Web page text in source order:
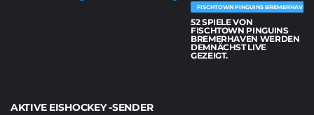
FISCHTOWN PINGUINS BREMERHAVEN
52 SPIELE VON
FISCHTOWN PINGUINS
BREMERHAVEN WERDEN
DEMNÄCHST LIVE
GEZEIGT.
AKTIVE EISHOCKEY -SENDER